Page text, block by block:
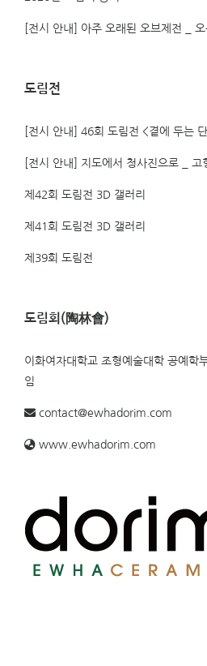
[전시 안내] 아주 오래된 오브제전 _
도림전
[전시 안내] 46회 도림전 <곁에 두는
[전시 안내] 지도에서 청사진으로 _ 고
제42회 도림전 3D 갤러리
제41회 도림전 3D 갤러리
제39회 도림전
도림회(陶林會)
이화여자대학교 조형예술대학 공예학
임
contact@ewhadorim.com
www.ewhadorim.com